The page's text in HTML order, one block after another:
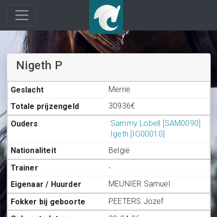
Nigeth P
Merrie
30936€
Sammy Lobell [SAM0090]
Igeth [IG00010]
België
-
MEUNIER Samuel
PEETERS Jozef